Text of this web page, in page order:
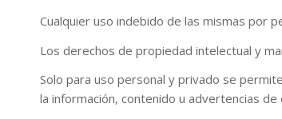
Cualquier uso indebido de las mismas por
Los derechos de propiedad intelectual y
Solo para uso personal y privado se
la información, contenido u advertencias